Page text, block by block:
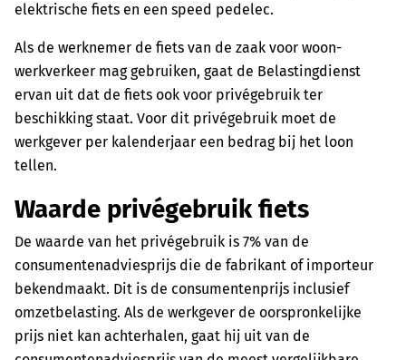
elektrische fiets en een speed pedelec.
Als de werknemer de fiets van de zaak voor woon-
werkverkeer mag gebruiken, gaat de Belastingdienst
ervan uit dat de fiets ook voor privégebruik ter
beschikking staat. Voor dit privégebruik moet de
werkgever per kalenderjaar een bedrag bij het loon
tellen.
Waarde privégebruik fiets
De waarde van het privégebruik is 7% van de
consumentenadviesprijs die de fabrikant of importeur
bekendmaakt. Dit is de consumentenprijs inclusief
omzetbelasting. Als de werkgever de oorspronkelijke
prijs niet kan achterhalen, gaat hij uit van de